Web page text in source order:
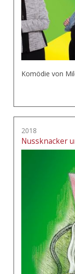
Komödie von
2018
Nussknacker